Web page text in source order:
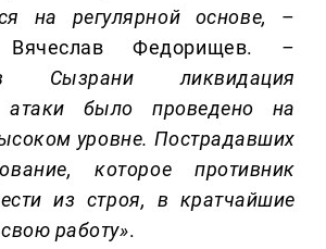
на регулярной основе,
–
Вячеслав Федорищев. –
Сызрани ликвидация
атаки было проведено на
уровне. Пострадавших
которое противник
из строя, в кратчайшие
работу».